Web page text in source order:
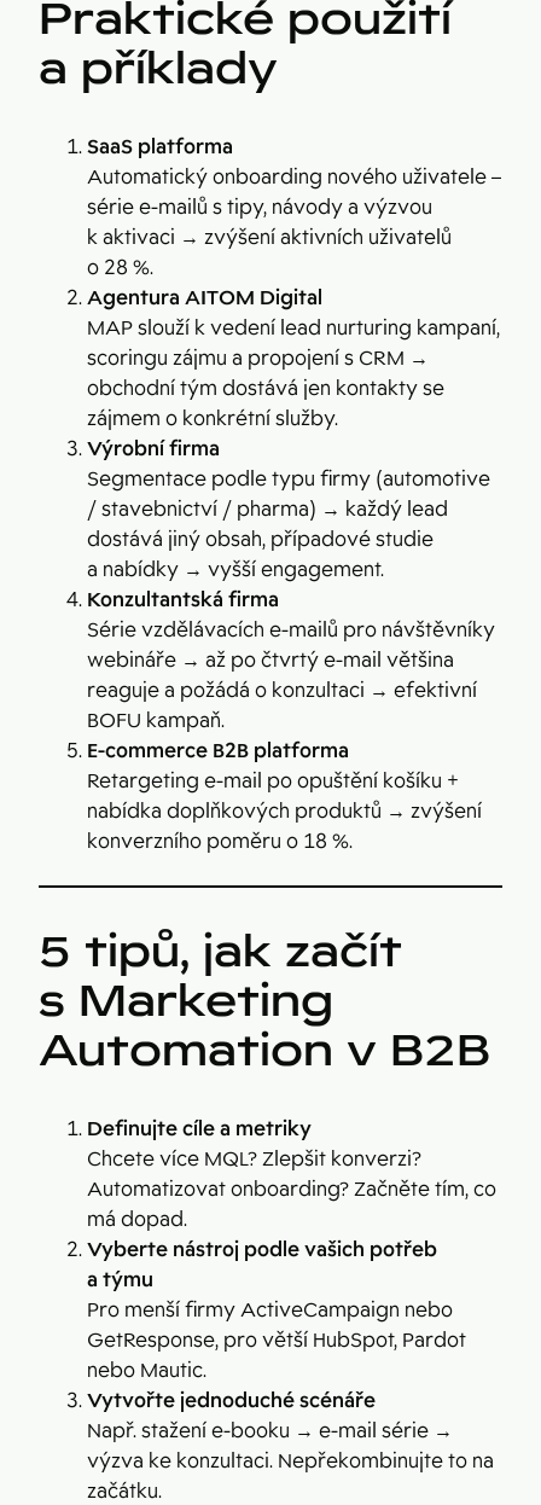
Praktické použití
a příklady
SaaS platforma
Automatický onboarding nového uživatele –
série e-mailů s tipy, návody a výzvou
k aktivaci → zvýšení aktivních uživatelů
o 28 %.
Agentura AITOM Digital
MAP slouží k vedení lead nurturing kampaní,
scoringu zájmu a propojení s CRM →
obchodní tým dostává jen kontakty se
zájmem o konkrétní služby.
Výrobní firma
Segmentace podle typu firmy (automotive
/ stavebnictví / pharma) → každý lead
dostává jiný obsah, případové studie
a nabídky → vyšší engagement.
Konzultantská firma
Série vzdělávacích e-mailů pro návštěvníky
webináře → až po čtvrtý e-mail většina
reaguje a požádá o konzultaci → efektivní
BOFU kampaň.
E-commerce B2B platforma
Retargeting e-mail po opuštění košíku +
nabídka doplňkových produktů → zvýšení
konverzního poměru o 18 %.
5 tipů, jak začít
s Marketing
Automation v B2B
Definujte cíle a metriky
Chcete více MQL? Zlepšit konverzi?
Automatizovat onboarding? Začněte tím, co
má dopad.
Vyberte nástroj podle vašich potřeb
a týmu
Pro menší firmy ActiveCampaign nebo
GetResponse, pro větší HubSpot, Pardot
nebo Mautic.
Vytvořte jednoduché scénáře
Např. stažení e-booku → e-mail série →
výzva ke konzultaci. Nepřekombinujte to na
začátku.